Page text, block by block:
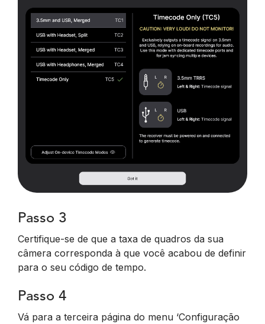
Passo 3
Certifique-se de que a taxa de quadros da sua
câmera corresponda à que você acabou de definir
para o seu código de tempo.
Passo 4
Vá para a terceira página do menu ‘Configuração